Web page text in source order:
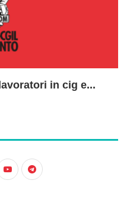
in cig e...